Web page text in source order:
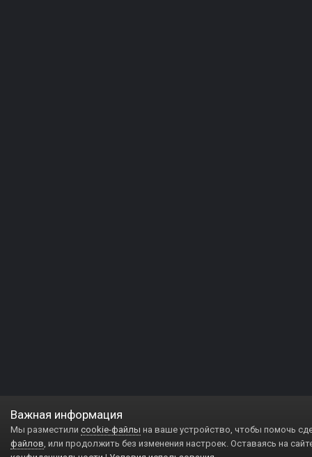
Важная информация
Мы разместили cookie-файлы на ваше устройство, чтобы помочь
файлов, или продолжить без изменения настроек. Оставаясь на